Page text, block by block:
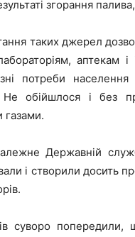
згорання
таких джерел
аптекам
потреби
Не обійшлося і без
газами.
Державній
і створили досить
суворо